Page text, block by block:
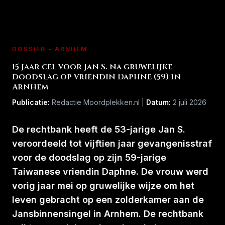
DOSSIER - ARNHEM
15 jaar cel voor Jan S. na gruwelijke
doodslag op vriendin Daphne (59) in
Arnhem
Publicatie: Redactie Moordplekken.nl | Datum: 2 juli 2026
De rechtbank heeft de 53-jarige Jan S.
veroordeeld tot vijftien jaar gevangenisstraf
voor de doodslag op zijn 59-jarige
Taiwanese vriendin Daphne. De vrouw werd
vorig jaar mei op gruwelijke wijze om het
leven gebracht op een zolderkamer aan de
Jansbinnensingel in Arnhem. De rechtbank